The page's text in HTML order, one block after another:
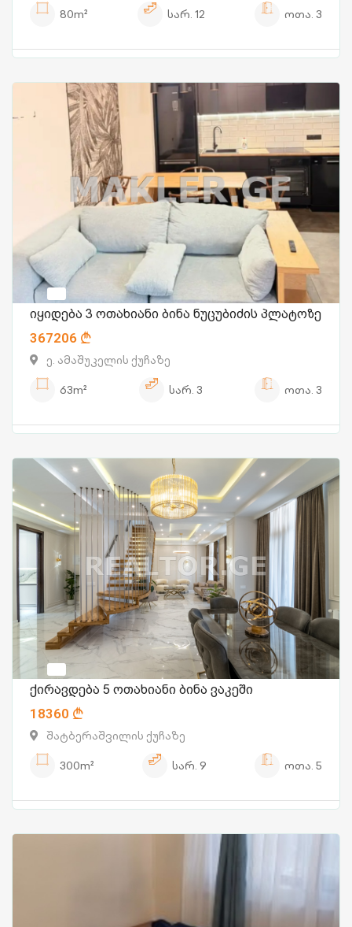
80m²
სარ. 12 ოთა. 3
იყიდება 3 ოთახიანი ბინა ნუცუბიძის პლატოზე
367206
ე. ამაშუკელის ქუჩაზე
63m²
სარ. 3 ოთა. 3
ქირავდება 5 ოთახიანი ბინა ვაკეში
18360
შატბერაშვილის ქუჩაზე
300m²
სარ. 9 ოთა. 5